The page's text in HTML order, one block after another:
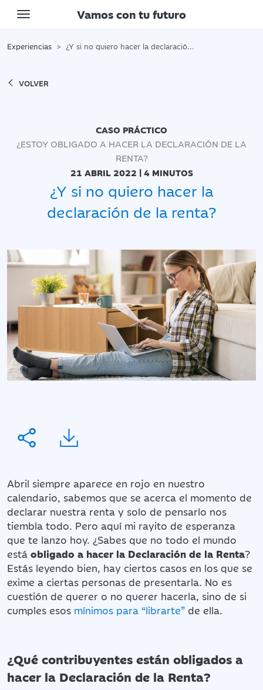
Toggle navigation
Vamos con tu futuro
Experiencias ¿Y si no quiero hacer la declaración de la renta?
VOLVER
CASO PRÁCTICO
¿ESTOY OBLIGADO A HACER LA DECLARACIÓN DE LA
RENTA?
21 ABRIL 2022 | 4 MINUTOS
¿Y si no quiero hacer la
declaración de la renta?
Abril siempre aparece en rojo en nuestro
calendario, sabemos que se acerca el momento de
declarar nuestra renta y solo de pensarlo nos
tiembla todo. Pero aquí mi rayito de esperanza
que te lanzo hoy. ¿Sabes que no todo el mundo
está obligado a hacer la Declaración de la Renta?
Estás leyendo bien, hay ciertos casos en los que se
exime a ciertas personas de presentarla. No es
cuestión de querer o no querer hacerla, sino de si
cumples esos mínimos para “librarte” de ella.
¿Qué contribuyentes están obligados a
hacer la Declaración de la Renta?